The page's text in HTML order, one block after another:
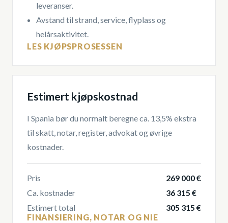
leveranser.
Avstand til strand, service, flyplass og
helårsaktivitet.
LES KJØPSPROSESSEN
Estimert kjøpskostnad
I Spania bør du normalt beregne ca. 13,5% ekstra
til skatt, notar, register, advokat og øvrige
kostnader.
Pris
269 000 €
Ca. kostnader
36 315 €
Estimert total
305 315 €
FINANSIERING, NOTAR OG NIE